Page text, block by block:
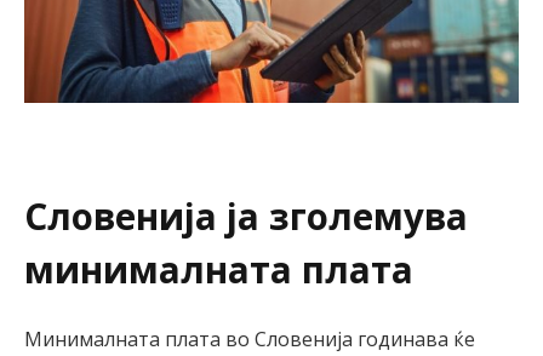
Словенија ја зголемува
минималната плата
Минималната плата во Словенија годинава ќе